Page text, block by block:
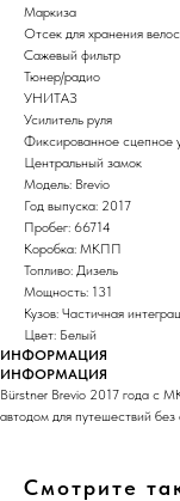
Маркиза
Отсек для хранения
Сажевый фильтр
Тюнер/радио
УНИТАЗ
Усилитель руля
Фиксированное сцепное
Центральный замок
Модель: Brevio
Год выпуска: 2017
Пробег: 66714
Коробка: МКПП
Топливо: Дизель
Мощность: 131
Кузов: Частичная
Цвет: Белый
ИНФОРМАЦИЯ
ИНФОРМАЦИЯ
Bürstner Brevio 2017 года с
автодом для путешествий без
Смотрите